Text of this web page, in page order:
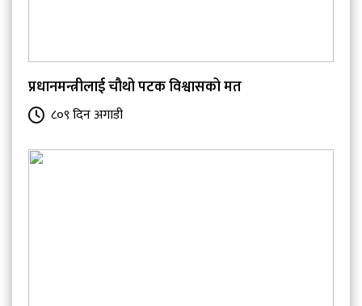
प्रधानमन्त्रीलाई चौथो पटक विश्वासको मत
८०९ दिन अगाडी